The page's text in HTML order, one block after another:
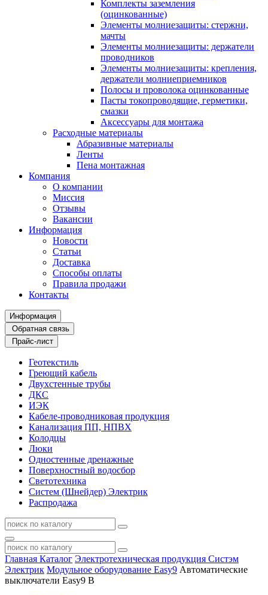
Комплекты заземления
(оцинкованные)
Элементы молниезащиты: стержни,
мачты
Элементы молниезащиты: держатели
проводников
Элементы молниезащиты: крепления,
держатели молниеприемников
Полосы и проволока оцинкованные
Пасты токопроводящие, герметики,
смазки
Аксессуары для монтажа
Расходные материалы
Абразивные материалы
Ленты
Пена монтажная
Компания
О компании
Миссия
Отзывы
Вакансии
Информация
Новости
Статьи
Доставка
Способы оплаты
Правила продажи
Контакты
Информация
Обратная связь
Прайс-лист
Геотекстиль
Греющий кабель
Двухстенные трубы
ДКС
ИЭК
Кабеле-проводниковая продукция
Канализация ПП, НПВХ
Колодцы
Люки
Одностенные дренажные
Поверхностный водосбор
Светотехника
Систем (Шнейдер) Электрик
Распродажа
Главная Каталог Электротехническая продукция Систэм
Электрик Модульное оборудование Easy9 Автоматические
выключатели Easy9 В